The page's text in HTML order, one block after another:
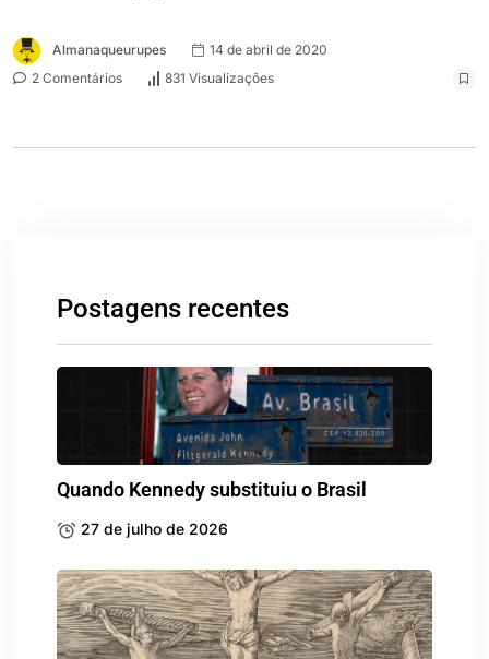
Almanaqueurupes
14 de abril de 2020
2 Comentários
831 Visualizações
Postagens recentes
Quando Kennedy substituiu o Brasil
27 de julho de 2026